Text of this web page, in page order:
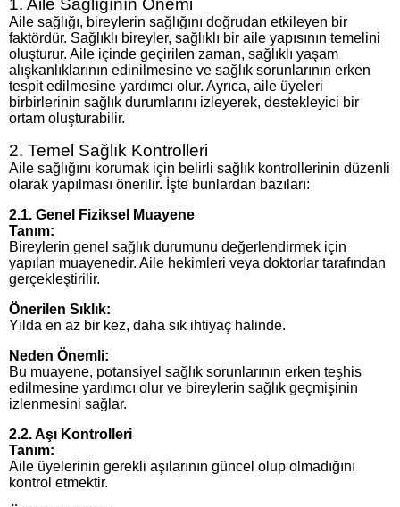
1. Aile Sağlığının Önemi
Aile sağlığı, bireylerin sağlığını doğrudan etkileyen bir
faktördür. Sağlıklı bireyler, sağlıklı bir aile yapısının temelini
oluşturur. Aile içinde geçirilen zaman, sağlıklı yaşam
alışkanlıklarının edinilmesine ve sağlık sorunlarının erken
tespit edilmesine yardımcı olur. Ayrıca, aile üyeleri
birbirlerinin sağlık durumlarını izleyerek, destekleyici bir
ortam oluşturabilir.
2. Temel Sağlık Kontrolleri
Aile sağlığını korumak için belirli sağlık kontrollerinin düzenli
olarak yapılması önerilir. İşte bunlardan bazıları:
2.1. Genel Fiziksel Muayene
Tanım:
Bireylerin genel sağlık durumunu değerlendirmek için
yapılan muayenedir. Aile hekimleri veya doktorlar tarafından
gerçekleştirilir.
Önerilen Sıklık:
Yılda en az bir kez, daha sık ihtiyaç halinde.
Neden Önemli:
Bu muayene, potansiyel sağlık sorunlarının erken teşhis
edilmesine yardımcı olur ve bireylerin sağlık geçmişinin
izlenmesini sağlar.
2.2. Aşı Kontrolleri
Tanım:
Aile üyelerinin gerekli aşılarının güncel olup olmadığını
kontrol etmektir.